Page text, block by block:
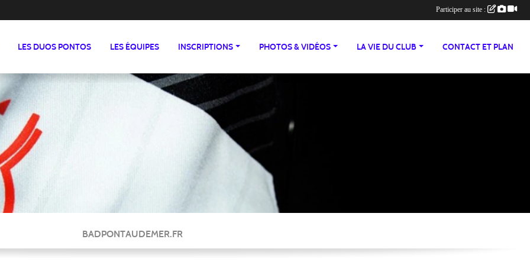
LES DUOS PONTOS LES ÉQUIPES INSCRIPTIONS PHOTOS & VIDÉOS LA VIE DU CLUB CONTACT ET PLAN
BADPONTAUDEMER.FR
Participer au site :